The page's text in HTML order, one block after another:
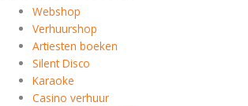
Webshop
Verhuurshop
Artiesten boeken
Silent Disco
Karaoke
Casino verhuur